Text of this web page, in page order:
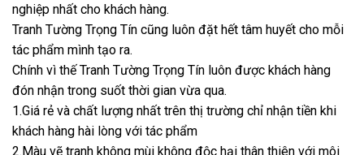
nghiệp nhất cho khách hàng.
Tranh Tường Trọng Tín cũng luôn đặt hết tâm huyết cho mỗi
tác phẩm mình tạo ra.
Chính vì thế Tranh Tường Trọng Tín luôn được khách hàng
đón nhận trong suốt thời gian vừa qua.
1.Giá rẻ và chất lượng nhất trên thị trường chỉ nhận tiền khi
khách hàng hài lòng với tác phẩm
2.Màu vẽ tranh không mùi không độc hại thân thiên với môi